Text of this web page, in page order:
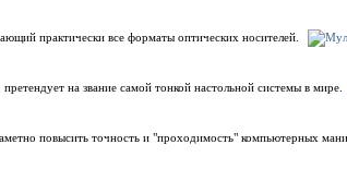
практически все форматы оптических носителей.
на звание самой тонкой настольной системы в мире.
повысить точность и "проходимость" компьютерных